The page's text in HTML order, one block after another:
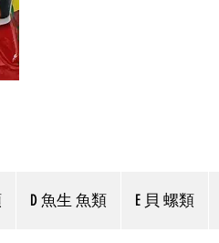
D 魚生 魚類 E 貝 螺類